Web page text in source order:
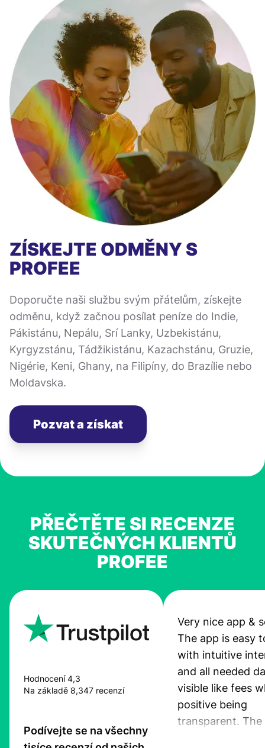
ZÍSKEJTE ODMĚNY S
PROFEE
Doporučte naši službu svým přátelům, získejte
odměnu, když začnou posílat peníze do Indie,
Pákistánu, Nepálu, Srí Lanky, Uzbekistánu,
Kyrgyzstánu, Tádžikistánu, Kazachstánu, Gruzie,
Nigérie, Keni, Ghany, na Filipíny, do Brazílie nebo
Moldavska.
Pozvat a získat
PŘEČTĚTE SI RECENZE
SKUTEČNÝCH KLIENTŮ
PROFEE
Hodnocení 4,3
Na základě 8,347 recenzí
Podívejte se na všechny
Very nice app &
The app is easy
with intuitive
and all needed
visible like fees
positive being
transparent. The